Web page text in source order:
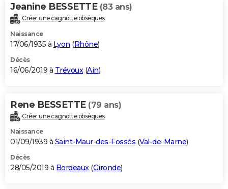
Jeanine BESSETTE (83 ans)
Créer une cagnotte obsèques
Naissance
17/06/1935 à Lyon (Rhône)
Décès
16/06/2019 à Trévoux (Ain)
Rene BESSETTE (79 ans)
Créer une cagnotte obsèques
Naissance
01/09/1939 à Saint-Maur-des-Fossés (Val-de-Marne)
Décès
28/05/2019 à Bordeaux(Gironde)